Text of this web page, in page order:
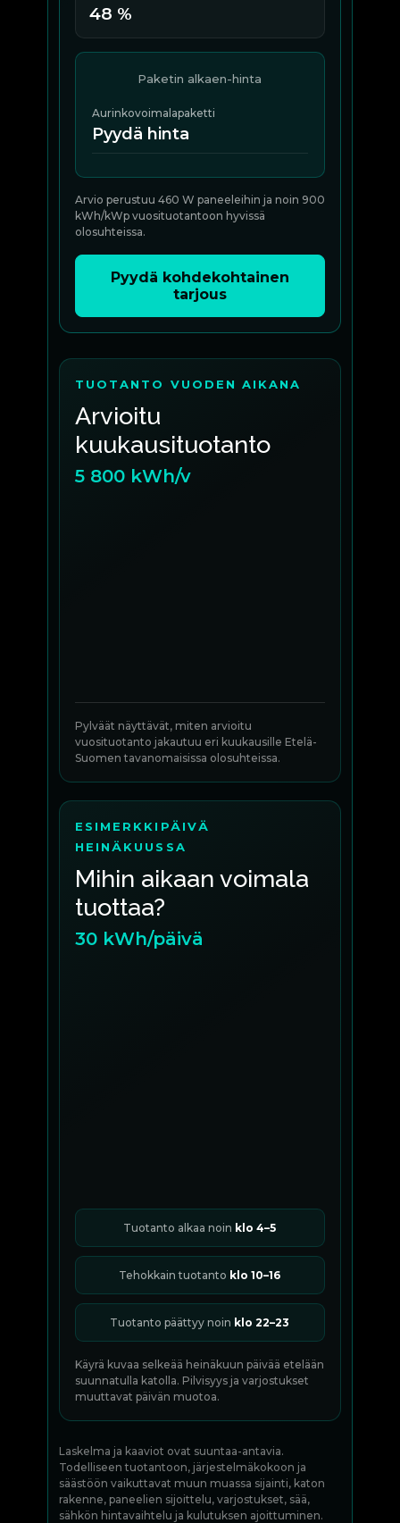
48 %
Paketin alkaen-hinta
Aurinkovoimalapaketti
Pyydä hinta
Arvio perustuu 460 W paneeleihin ja noin 900
kWh/kWp vuosituotantoon hyvissä
olosuhteissa.
Pyydä kohdekohtainen
tarjous
TUOTANTO VUODEN AIKANA
Arvioitu
kuukausituotanto
5 800 kWh/v
Pylväät näyttävät, miten arvioitu
vuosituotanto jakautuu eri kuukausille Etelä-
Suomen tavanomaisissa olosuhteissa.
ESIMERKKIPÄIVÄ
HEINÄKUUSSA
Mihin aikaan voimala
tuottaa?
30 kWh/päivä
Tuotanto alkaa noin klo 4–5
Tehokkain tuotanto klo 10–16
Tuotanto päättyy noin klo 22–23
Käyrä kuvaa selkeää heinäkuun päivää etelään
suunnatulla katolla. Pilvisyys ja varjostukset
muuttavat päivän muotoa.
Laskelma ja kaaviot ovat suuntaa-antavia.
Todelliseen tuotantoon, järjestelmäkokoon ja
säästöön vaikuttavat muun muassa sijainti, katon
rakenne, paneelien sijoittelu, varjostukset, sää,
sähkön hintavaihtelu ja kulutuksen ajoittuminen.